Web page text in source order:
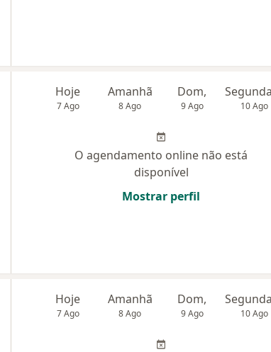
Hoje
7 Ago
Amanhã
8 Ago
Dom,
9 Ago 10 Ago
O agendamento online não está
disponível
Mostrar perfil
Hoje
7 Ago
Amanhã
8 Ago
Dom,
9 Ago 10 Ago